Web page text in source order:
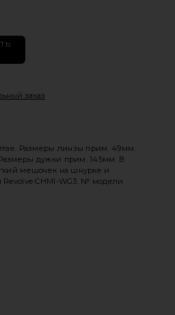
заказ
Размеры линзы прим. 49мм.
дужки прим. 145мм. В
мешочек на шнурке и
CHMI-WG3. № модели